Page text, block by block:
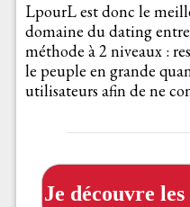
LpourL est donc le
domaine du dating
méthode à 2 niveaux :
le peuple en grande
utilisateurs afin de ne
Je découvre